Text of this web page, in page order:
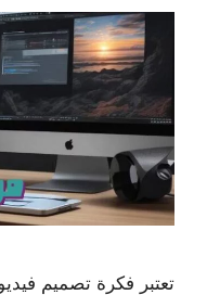
تعتبر فكرة تصميم